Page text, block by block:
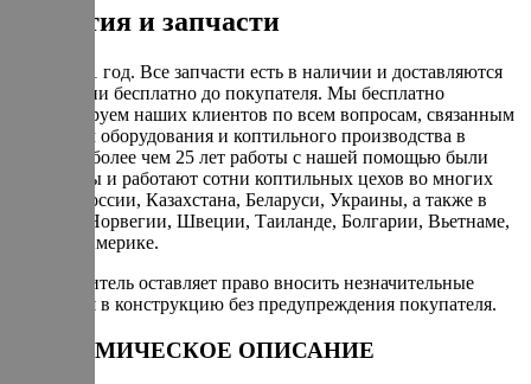
Гарантия и запчасти
Гарантия 1 год. Все запчасти есть в наличии и доставляются
по гарантии бесплатно до покупателя. Мы бесплатно
консультируем наших клиентов по всем вопросам, связанным
с запуском оборудования и коптильного производства в
целом. За более чем 25 лет работы с нашей помощью были
запущенны и работают сотни коптильных цехов во многих
городах России, Казахстана, Беларуси, Украины, а также в
Израиле, Норвегии, Швеции, Таиланде, Болгарии, Вьетнаме,
Кипре и Америке.
Производитель оставляет право вносить незначительные
изменения в конструкцию без предупреждения покупателя.
ЭКОНОМИЧЕСКОЕ ОПИСАНИЕ